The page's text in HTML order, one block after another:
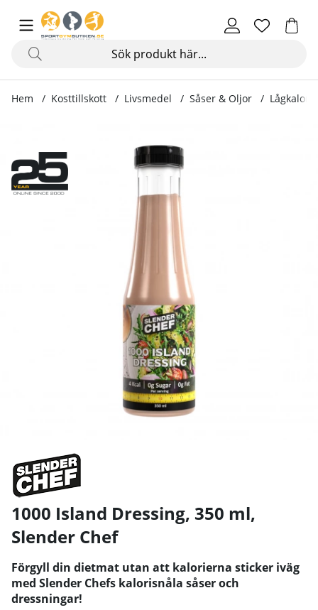
Hem Kosttillskott Livsmedel Såser & Oljor
1000 Island Dressing, 350 ml,
Slender Chef
Förgyll din dietmat utan att kalorierna sticker iväg
med Slender Chefs kalorisnåla såser och
dressningar!